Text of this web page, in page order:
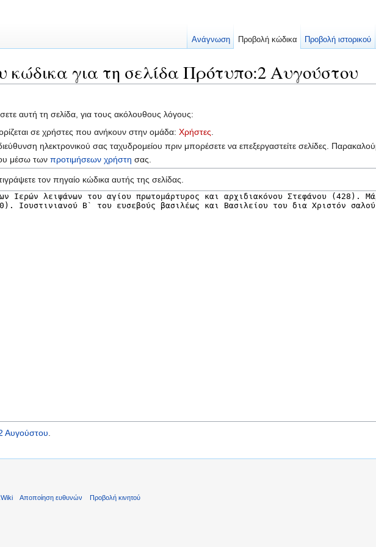
κώδικα για τη σελίδα Πρότυπο:2 Αυγούστου
αυτή τη σελίδα, για τους ακόλουθους λόγους:
σε χρήστες που ανήκουν στην ομάδα:Χρήστες
ηλεκτρονικού σας ταχυδρομείου πριν μπορέσετε να επεξεργαστείτε σελίδες.
μέσω τωνπροτιμήσεων χρήστη σας.
τον πηγαίο κώδικα αυτής της σελίδας.
Αυγούστου.
Ανάγνωση Προβολή κώδικα Προβολή ιστορικού
Αποποίηση ευθυνών Προβολή κινητού